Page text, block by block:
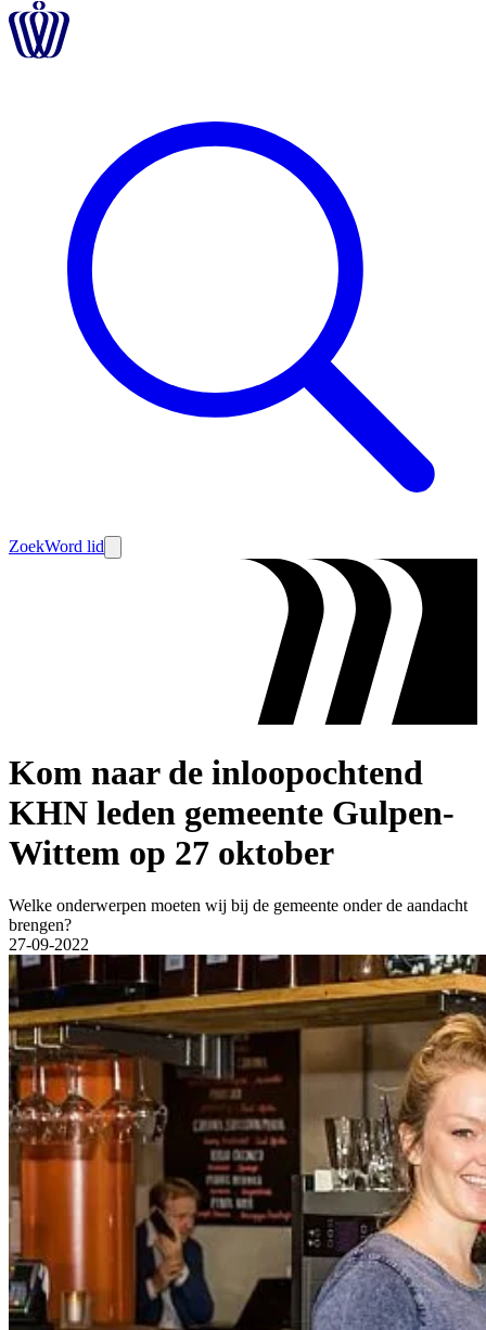
ZoekWord lid
Kom naar de inloopochtend
KHN leden gemeente Gulpen-
Wittem op 27 oktober
Welke onderwerpen moeten wij bij de gemeente onder de aandacht
brengen?
27-09-2022